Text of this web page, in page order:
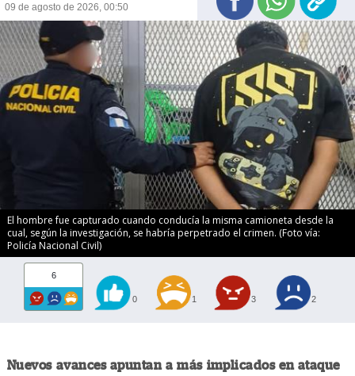
09 de agosto de 2026, 00:50
El hombre fue capturado cuando conducía la misma camioneta desde la
cual, según la investigación, se habría perpetrado el crimen. (Foto vía:
Policía Nacional Civil)
6
0 1 3 2
Nuevos avances apuntan a más implicados en ataque